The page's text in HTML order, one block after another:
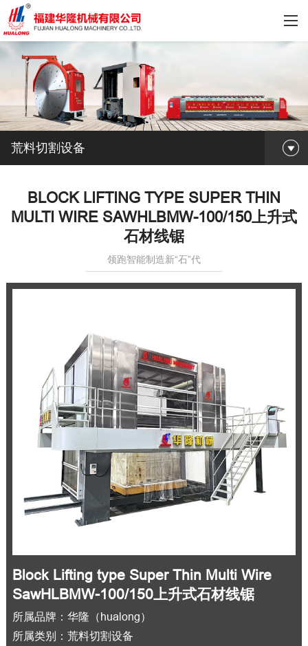
荒料切割设备
BLOCK LIFTING TYPE SUPER THIN
MULTI WIRE SAWHLBMW-100/150上升式
石材线锯
领跑智能制造新“石”代
Block Lifting type Super Thin Multi Wire
SawHLBMW-100/150上升式石材线锯
所属品牌：华隆（hualong）
所属类别：荒料切割设备